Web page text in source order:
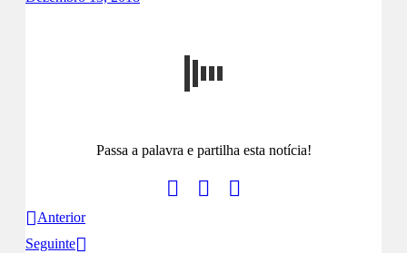
Passa a palavra e partilha esta notícia!
Anterior
Seguinte